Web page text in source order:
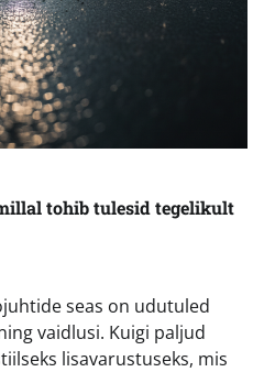
tohib tulesid tegelikult
seas on udutuled
vaidlusi. Kuigi paljud
lisavarustuseks, mis